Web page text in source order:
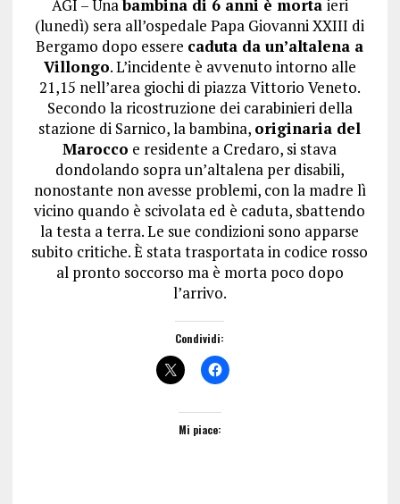
AGI – Unabambina di 6 anni è morta ieri
(lunedì) sera all’ospedale Papa Giovanni XXIII di
Bergamo dopo essere caduta da un’altalena a
Villongo. L’incidente è avvenuto intorno alle
21,15 nell’area giochi di piazza Vittorio Veneto.
Secondo la ricostruzione dei carabinieri della
stazione di Sarnico, la bambina, originaria del
Marocco e residente a Credaro, si stava
dondolando sopra un’altalena per disabili,
nonostante non avesse problemi, con la madre lì
vicino quando è scivolata ed è caduta, sbattendo
la testa a terra. Le sue condizioni sono apparse
subito critiche. È stata trasportata in codice rosso
al pronto soccorso ma è morta poco dopo
l’arrivo.
Condividi:
Mi piace: